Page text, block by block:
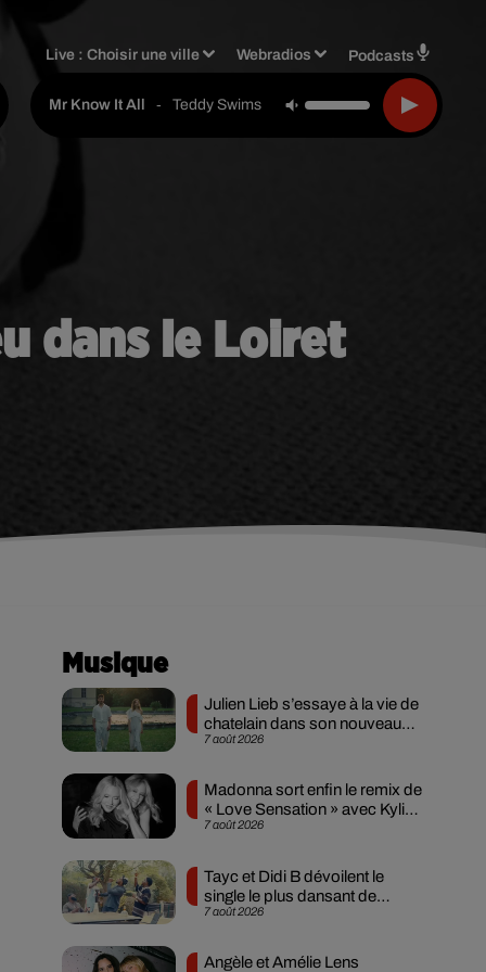
Live :Choisir une ville Webradios Podcasts
Mr Know It All - Teddy Swims
dans le Loiret
Musique
7 août 2026
Julien Lieb s’essaye à la vie de
chatelain dans son nouveau
clip
7 août 2026
Madonna sort enfin le remix de
« Love Sensation » avec Kylie
Minogue
7 août 2026
Tayc et Didi B dévoilent le
single le plus dansant de
l’année
Angèle et Amélie Lens